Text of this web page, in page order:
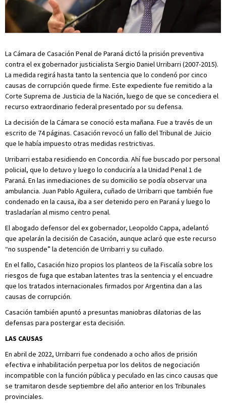
La Cámara de Casación Penal de Paraná dictó la prisión preventiva
contra el ex gobernador justicialista Sergio Daniel Urribarri (2007-2015).
La medida regirá hasta tanto la sentencia que lo condenó por cinco
causas de corrupción quede firme. Este expediente fue remitido a la
Corte Suprema de Justicia de la Nación, luego de que se concediera el
recurso extraordinario federal presentado por su defensa.
La decisión de la Cámara se conoció esta mañana. Fue a través de un
escrito de 74 páginas. Casación revocó un fallo del Tribunal de Juicio
que le había impuesto otras medidas restrictivas.
Urribarri estaba residiendo en Concordia. Ahí fue buscado por personal
policial, que lo detuvo y luego lo conduciría a la Unidad Penal 1 de
Paraná. En las inmediaciones de su domicilio se podía observar una
ambulancia. Juan Pablo Aguilera, cuñado de Urribarri que también fue
condenado en la causa, iba a ser detenido pero en Paraná y luego lo
trasladarían al mismo centro penal.
El abogado defensor del ex gobernador, Leopoldo Cappa, adelantó
que apelarán la decisión de Casación, aunque aclaró que este recurso
“no suspende” la detención de Urribarri y su cuñado.
En el fallo, Casación hizo propios los planteos de la Fiscalía sobre los
riesgos de fuga que estaban latentes tras la sentencia y el encuadre
que los tratados internacionales firmados por Argentina dan a las
causas de corrupción.
Casación también apuntó a presuntas maniobras dilatorias de las
defensas para postergar esta decisión.
LAS CAUSAS
En abril de 2022, Urribarri fue condenado a ocho años de prisión
efectiva e inhabilitación perpetua por los delitos de negociación
incompatible con la función pública y peculado en las cinco causas que
se tramitaron desde septiembre del año anterior en los Tribunales
provinciales.